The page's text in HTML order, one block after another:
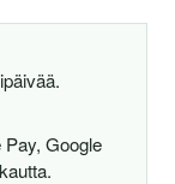
Google